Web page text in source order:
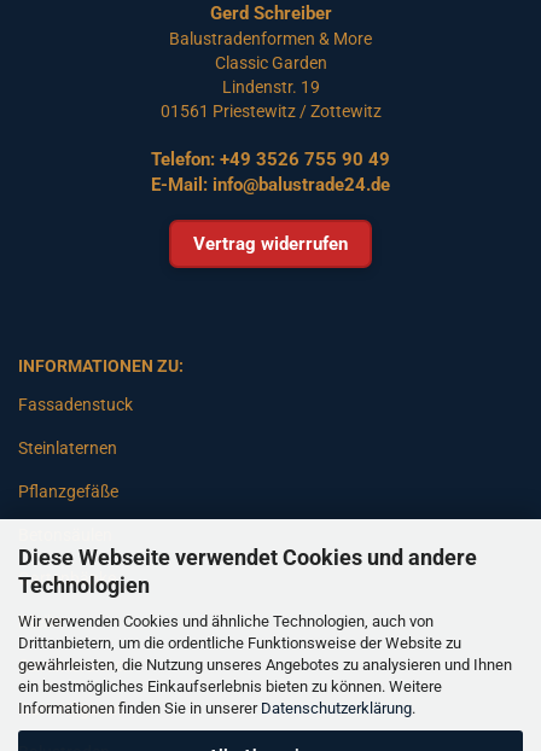
Diese Webseite verwendet Cookies und andere
Technologien
Wir verwenden Cookies und ähnliche Technologien, auch von
Drittanbietern, um die ordentliche Funktionsweise der Website zu
gewährleisten, die Nutzung unseres Angebotes zu analysieren und Ihnen
ein bestmögliches Einkaufserlebnis bieten zu können. Weitere
Informationen finden Sie in unserer Datenschutzerklärung.
Gerd Schreiber
Balustradenformen & More
Classic Garden
Lindenstr. 19
01561 Priestewitz / Zottewitz
Telefon: +49 3526 755 90 49
E-Mail: info@balustrade24.de
Vertrag widerrufen
INFORMATIONEN ZU:
Fassadenstuck
Steinlaternen
Pflanzgefäße
Gartenbänke
Pfeiler
Gartenbrunnen
Gartenfiguren